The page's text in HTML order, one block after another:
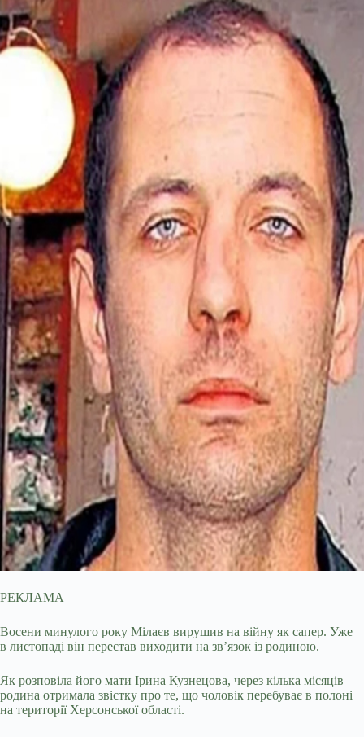
РЕКЛАМА
Восени минулого року Мілаєв вирушив на війну як сапер. Уже
в листопаді він перестав виходити на зв’язок із родиною.
Як розповіла його мати Ірина Кузнецова, через кілька місяців
родина отримала звістку про те, що чоловік перебуває в полоні
на території Херсонської області.